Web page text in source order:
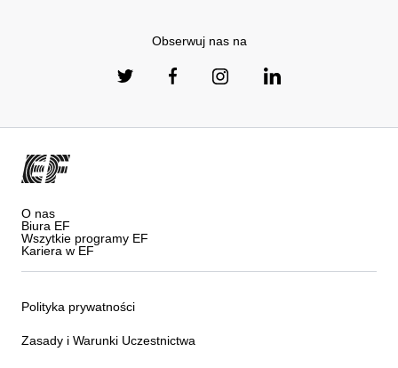
Obserwuj nas na
O nas
Biura EF
Wszytkie programy EF
Kariera w EF
Polityka prywatności
Zasady i Warunki Uczestnictwa